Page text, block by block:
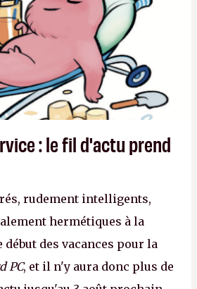
jamais que des enfants
P.
: le fil d'actu prend
rudement intelligents,
hermétiques à la
des vacances pour la
PC, et il n'y aura donc plus de